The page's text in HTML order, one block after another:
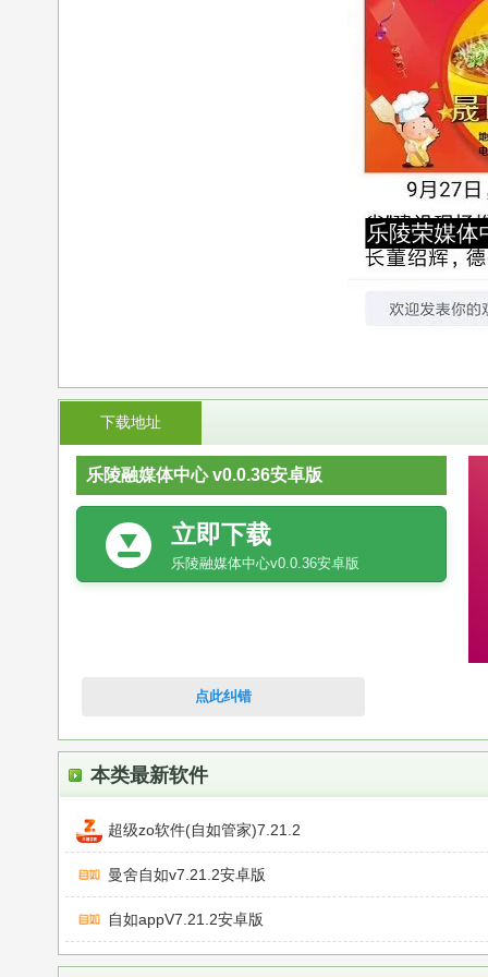
下载地址
乐陵融媒体中心 v0.0.36安卓版
立即下载
乐陵融媒体中心v0.0.36安卓版
点此纠错
本类最新软件
超级zo软件(自如管家)7.21.2
曼舍自如v7.21.2安卓版
自如appV7.21.2安卓版